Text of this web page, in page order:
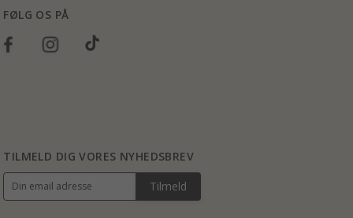
FØLG OS PÅ
TILMELD DIG VORES NYHEDSBREV
Tilmeld